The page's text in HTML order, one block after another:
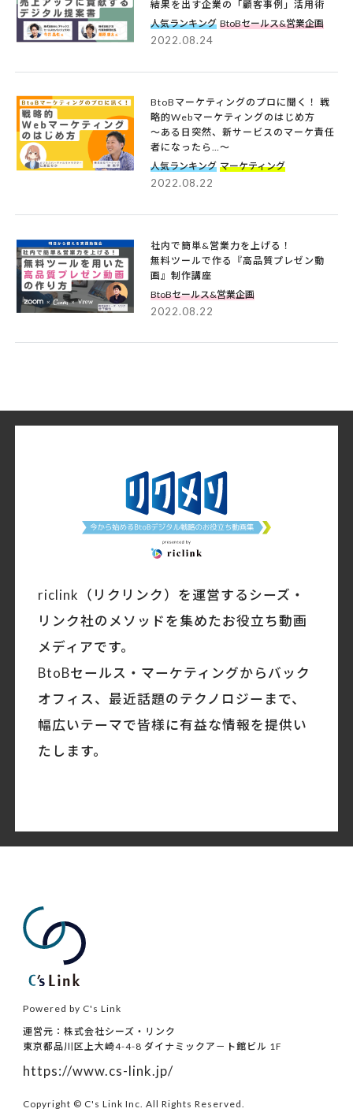
結果を出す企業の「顧客事例」活用術
人気ランキング BtoBセールス&営業企画
2022.08.24
BtoBマーケティングのプロに聞く！ 戦
略的Webマーケティングのはじめ方
～ある日突然、新サービスのマーケ責任
者になったら…～
人気ランキング マーケティング
2022.08.22
社内で簡単&営業力を上げる！
無料ツールで作る『高品質プレゼン動
画』制作講座
BtoBセールス&営業企画
2022.08.22
riclink（リクリンク）を運営するシーズ・
リンク社のメソッドを集めたお役立ち動画
メディアです。
BtoBセールス・マーケティングからバック
オフィス、最近話題のテクノロジーまで、
幅広いテーマで皆様に有益な情報を提供い
たします。
Powered by C's Link
運営元：株式会社シーズ・リンク
東京都品川区上大崎4-4-8 ダイナミックア－ト館ビル 1F
https://www.cs-link.jp/
Copyright © C's Link Inc. All Rights Reserved.